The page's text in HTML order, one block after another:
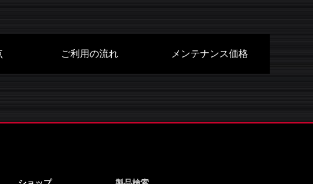
ご利用の流れ メンテナンス価格